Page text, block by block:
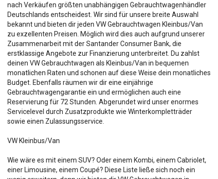
nach Verkäufen größten unabhängigen Gebrauchtwagenhändler
Deutschlands entscheidest. Wir sind für unsere breite Auswahl
bekannt und bieten dir jeden VW Gebrauchtwagen Kleinbus/Van
zu exzellenten Preisen. Möglich wird dies auch aufgrund unserer
Zusammenarbeit mit der Santander Consumer Bank, die
erstklassige Angebote zur Finanzierung unterbreitet. Du zahlst
deinen VW Gebrauchtwagen als Kleinbus/Van in bequemen
monatlichen Raten und schonen auf diese Weise dein monatliches
Budget. Ebenfalls räumen wir dir eine einjährige
Gebrauchtwagengarantie ein und ermöglichen auch eine
Reservierung für 72 Stunden. Abgerundet wird unser enormes
Servicelevel durch Zusatzprodukte wie Winterkompletträder
sowie einen Zulassungsservice.
VW Kleinbus/Van
Wie wäre es mit einem SUV? Oder einem Kombi, einem Cabriolet,
einer Limousine, einem Coupé? Diese Liste ließe sich noch ein